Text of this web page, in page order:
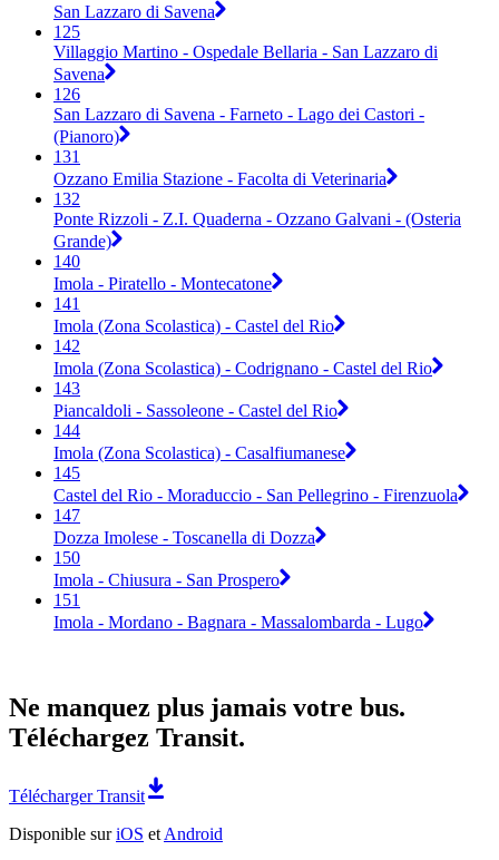
San Lazzaro di Savena
125
Villaggio Martino - Ospedale Bellaria - San Lazzaro di
Savena
126
San Lazzaro di Savena - Farneto - Lago dei Castori -
(Pianoro)
131
Ozzano Emilia Stazione - Facolta di Veterinaria
132
Ponte Rizzoli - Z.I. Quaderna - Ozzano Galvani - (Osteria
Grande)
140
Imola - Piratello - Montecatone
141
Imola (Zona Scolastica) - Castel del Rio
142
Imola (Zona Scolastica) - Codrignano - Castel del Rio
143
Piancaldoli - Sassoleone - Castel del Rio
144
Imola (Zona Scolastica) - Casalfiumanese
145
Castel del Rio - Moraduccio - San Pellegrino - Firenzuola
147
Dozza Imolese - Toscanella di Dozza
150
Imola - Chiusura - San Prospero
151
Imola - Mordano - Bagnara - Massalombarda - Lugo
Ne manquez plus jamais votre bus.
Téléchargez Transit.
Télécharger Transit
Disponible suriOS et Android